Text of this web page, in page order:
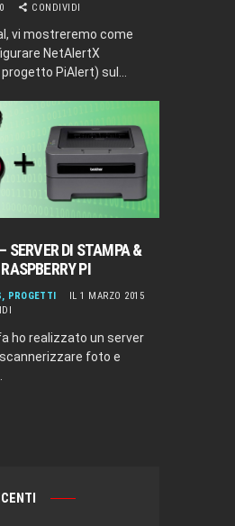
0 CONDIVIDI
vi mostreremo come
NetAlertX
progetto PiAlert) sul…
SERVER DI STAMPA &
PI
, PROGETTI
IL 1 MARZO 2015
ho realizzato un server
foto e